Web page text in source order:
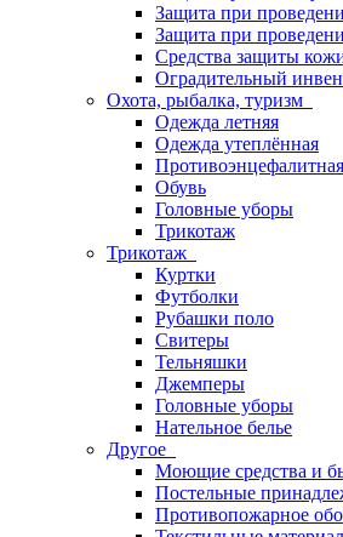
Защита при
Защита при
Средства защиты
Оградительный
Охота, рыбалка, туризм
Одежда летняя
Одежда утеплённая
Обувь
Головные уборы
Трикотаж
Трикотаж
Куртки
Футболки
Рубашки поло
Свитеры
Тельняшки
Джемперы
Головные уборы
Нательное белье
Другое
Моющие средства и
Постельные
Противопожарное